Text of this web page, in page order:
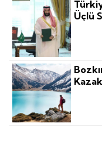
Üçlü